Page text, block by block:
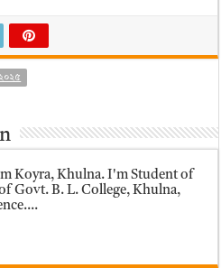
Koyra, Khulna. I'm Student of
Govt. B. L. College, Khulna,